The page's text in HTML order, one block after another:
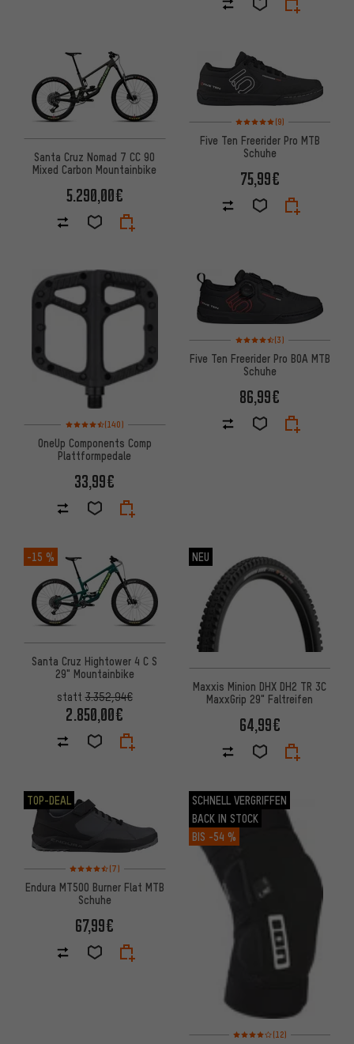
Santa Cruz Nomad 7 CC 90
Mixed Carbon Mountainbike
5.290,00€
Bewertungen: 5 von 5
(9)
Five Ten Freerider Pro MTB
Schuhe
75,99€
Bewertungen: 4,5 von 5 basierend auf 140 Bewertungen
(140)
OneUp Components Comp
Plattformpedale
33,99€
Bewertungen: 4,5 von 5
(3)
Five Ten Freerider Pro BOA MTB
Schuhe
86,99€
-15 %
Santa Cruz Hightower 4 C S
29" Mountainbike
statt3.352,94€
2.850,00€
NEU
Maxxis Minion DHX DH2 TR 3C
MaxxGrip 29" Faltreifen
64,99€
TOP-DEAL
Bewertungen: 4,5 von 5 basierend auf 7 Bewertungen
(7)
Endura MT500 Burner Flat MTB
Schuhe
67,99€
SCHNELL VERGRIFFEN
BACK IN STOCK
BIS -54 %
Bewertungen: 4 von 5
(12)